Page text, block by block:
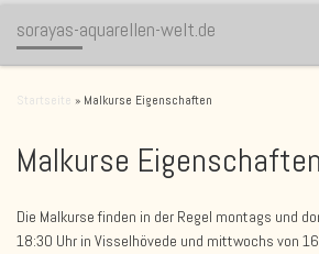
Zum Inhalt springen
sorayas-aquarellen-welt.de
Startseite » Malkurse Eigenschaften
Malkurse Eigenschaften
Die Malkurse finden in der Regel montags und
18:30 Uhr in Visselhövede und mittwochs von